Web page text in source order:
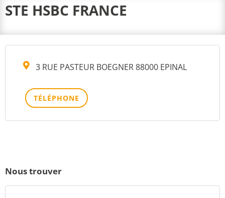
STE HSBC FRANCE
3 RUE PASTEUR BOEGNER 88000 EPINAL
TÉLÉPHONE
Nous trouver